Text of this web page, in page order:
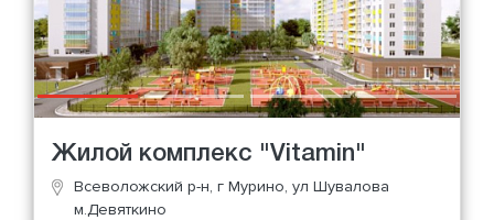
Жилой комплекс "Vitamin"
Всеволожский р-н, г Мурино, ул Шувалова
м.Девяткино